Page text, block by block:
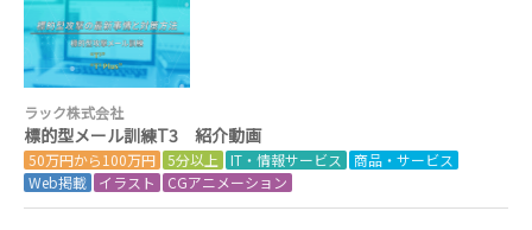
ラック株式会社
標的型メール訓練T3 紹介動画
50万円から100万円 5分以上 IT・情報サービス
商品・サービス
Web掲載
イラスト CGアニメーション